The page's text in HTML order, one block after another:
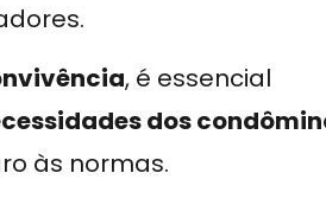
, é essencial
dos
às normas.